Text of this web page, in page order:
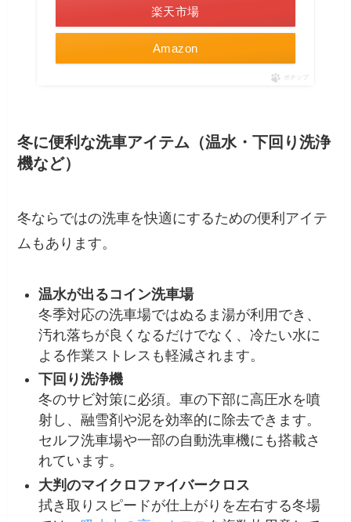
Amazon
楽天市場
ポチップ
冬に便利な洗車アイテム（温水・下回り洗浄
機など）
冬ならではの洗車を快適にするための便利アイテ
ムもあります。
温水が出るコイン洗車場
冬季対応の洗車場ではぬるま湯が利用でき、
汚れ落ちが良くなるだけでなく、冷たい水に
よる作業ストレスも軽減されます。
下回り洗浄機
冬のサビ対策に必須。車の下部に高圧水を噴
射し、融雪剤や泥を効率的に除去できます。
セルフ洗車場や一部の自動洗車機にも搭載さ
れています。
大判のマイクロファイバークロス
拭き取りスピードが仕上がりを左右する冬場